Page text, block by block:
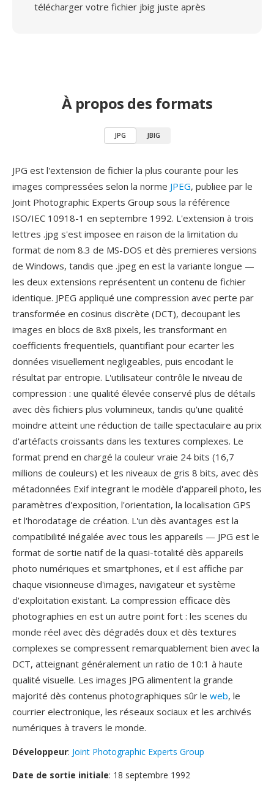
télécharger votre fichier jbig juste après
À propos des formats
JPG JBIG
JPG est l'extension de fichier la plus courante pour les
images compressées selon la norme JPEG, publiee par le
Joint Photographic Experts Group sous la référence
ISO/IEC 10918-1 en septembre 1992. L'extension à trois
lettres .jpg s'est imposee en raison de la limitation du
format de nom 8.3 de MS-DOS et dès premieres versions
de Windows, tandis que .jpeg en est la variante longue —
les deux extensions représentent un contenu de fichier
identique. JPEG appliqué une compression avec perte par
transformée en cosinus discrète (DCT), decoupant les
images en blocs de 8x8 pixels, les transformant en
coefficients frequentiels, quantifiant pour ecarter les
données visuellement negligeables, puis encodant le
résultat par entropie. L'utilisateur contrôle le niveau de
compression : une qualité élevée conservé plus de détails
avec dès fichiers plus volumineux, tandis qu'une qualité
moindre atteint une réduction de taille spectaculaire au prix
d'artéfacts croissants dans les textures complexes. Le
format prend en chargé la couleur vraie 24 bits (16,7
millions de couleurs) et les niveaux de gris 8 bits, avec dès
métadonnées Exif integrant le modèle d'appareil photo, les
paramètres d'exposition, l'orientation, la localisation GPS
et l'horodatage de création. L'un dès avantages est la
compatibilité inégalée avec tous les appareils — JPG est le
format de sortie natif de la quasi-totalité dès appareils
photo numériques et smartphones, et il est affiche par
chaque visionneuse d'images, navigateur et système
d'exploitation existant. La compression efficace dès
photographies en est un autre point fort : les scenes du
monde réel avec dès dégradés doux et dès textures
complexes se compressent remarquablement bien avec la
DCT, atteignant généralement un ratio de 10:1 à haute
qualité visuelle. Les images JPG alimentent la grande
majorité dès contenus photographiques sûr le web, le
courrier electronique, les réseaux sociaux et les archivés
numériques à travers le monde.
Développeur: Joint Photographic Experts Group
Date de sortie initiale: 18 septembre 1992